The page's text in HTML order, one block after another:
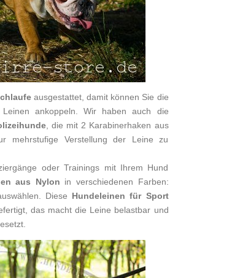
ausgestattet, damit können Sie die
ankoppeln. Wir haben auch die
, die mit 2 Karabinerhaken aus
mehrstufige Verstellung der Leine zu
oder Trainings mit Ihrem Hund
aus Nylon in verschiedenen Farben:
Diese Hundeleinen für Sport
das macht die Leine belastbar und